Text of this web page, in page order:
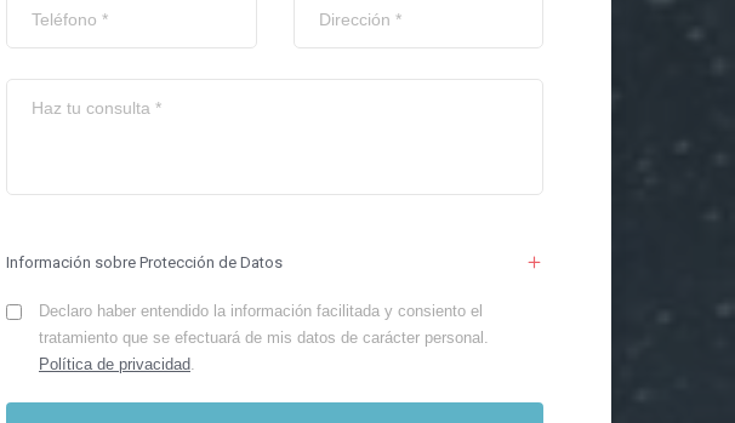
Información sobre Protección de Datos
Declaro haber entendido la información facilitada y consiento el
tratamiento que se efectuará de mis datos de carácter personal.
Política de privacidad.